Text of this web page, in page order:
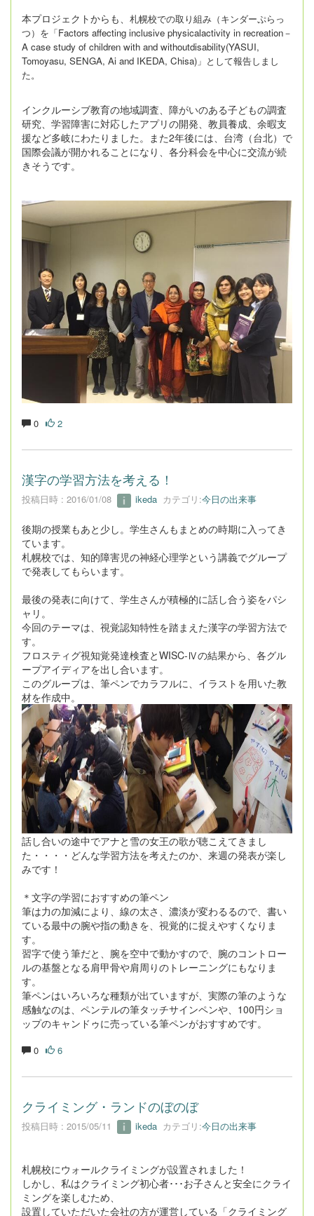
本プロジェクトからも、 札幌校での取り組み（キンダーぷらっ
つ）を「Factors affecting inclusive physicalactivity in recreation－
A case study of children with and withoutdisability(YASUI,
Tomoyasu, SENGA, Ai and IKEDA, Chisa)」として報告しまし
た。
インクルーシブ教育の地域調査、障がいのある子どもの調査
研究、学習障害に対応したアプリの開発、教員養成、余暇支
援など多岐にわたりました。また2年後には、台湾（台北）で
国際会議が開かれることになり、各分科会を中心に交流が続
きそうです。
0 2
漢字の学習方法を考える！
投稿日時 : 2016/01/08 ikeda カテゴリ:今日の出来事
後期の授業もあと少し。学生さんもまとめの時期に入ってき
ています。
札幌校では、知的障害児の神経心理学という講義でグループ
で発表してもらいます。
最後の発表に向けて、学生さんが積極的に話し合う姿をパシ
ャリ。
今回のテーマは、視覚認知特性を踏まえた漢字の学習方法で
す。
フロスティグ視知覚発達検査とWISC-Ⅳの結果から、各グル
ープアイディアを出し合います。
このグループは、筆ペンでカラフルに、イラストを用いた教
材を作成中。
話し合いの途中でアナと雪の女王の歌が聴こえてきまし
た・・・・どんな学習方法を考えたのか、来週の発表が楽し
みです！
＊文字の学習におすすめの筆ペン
筆は力の加減により、線の太さ、濃淡が変わるるので、書い
ている最中の腕や指の動きを、視覚的に捉えやすくなりま
す。
習字で使う筆だと、腕を空中で動かすので、腕のコントロー
ルの基盤となる肩甲骨や肩周りのトレーニングにもなりま
す。
筆ペンはいろいろな種類が出ていますが、実際の筆のような
感触なのは、ペンテルの筆タッチサインペンや、100円ショ
ップのキャンドゥに売っている筆ペンがおすすめです。
0 6
クライミング・ランドのぼのぼ
投稿日時 : 2015/05/11 ikeda カテゴリ:今日の出来事
札幌校にウォールクライミングが設置されました！
しかし、私はクライミング初心者･･･お子さんと安全にクライ
ミングを楽しむため、
設置していただいた会社の方が運営している「クライミング